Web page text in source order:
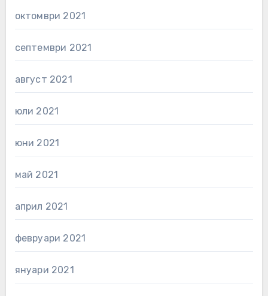
октомври 2021
септември 2021
август 2021
юли 2021
юни 2021
май 2021
април 2021
февруари 2021
януари 2021